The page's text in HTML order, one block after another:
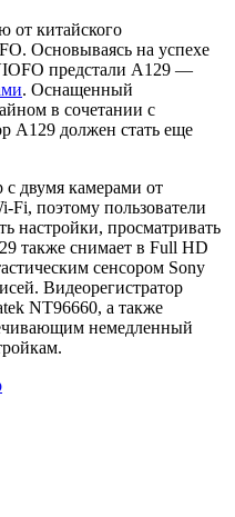
от китайского
Основываясь на успехе
предстали A129 —
. Оснащенный
в сочетании с
A129 должен стать еще
с двумя камерами от
поэтому пользователи
настройки, просматривать
также снимает в Full HD
сенсором Sony
Видеорегистратор
NT96660, а также
немедленный